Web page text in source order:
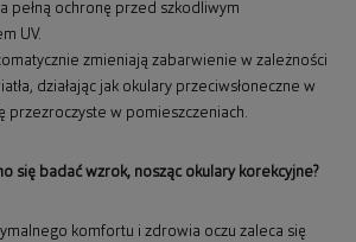
pełną ochronę przed szkodliwym
UV.
zmieniają zabarwienie w zależności
działając jak okulary przeciwsłoneczne w
przezroczyste w pomieszczeniach.
się badać wzrok, nosząc okulary korekcyjne?
komfortu i zdrowia oczu zaleca się